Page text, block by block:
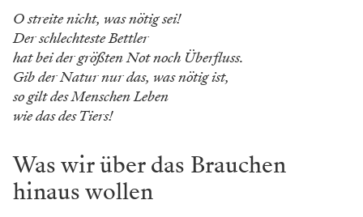
O streite nicht, was nötig sei!
Der schlechteste Bettler
hat bei der größten Not noch Überfluss.
Gib der Natur nur das, was nötig ist,
so gilt des Menschen Leben
wie das des Tiers!
Was wir über das Brauchen
hinaus wollen